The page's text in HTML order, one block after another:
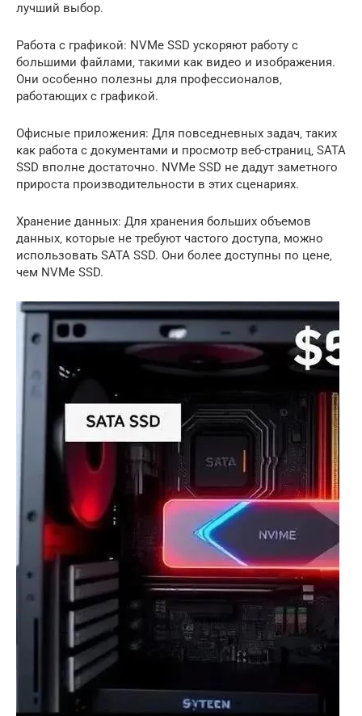
лучший выбор.
Работа с графикой: NVMe SSD ускоряют работу с
большими файлами‚ такими как видео и изображения.
Они особенно полезны для профессионалов‚
работающих с графикой.
Офисные приложения: Для повседневных задач‚ таких
как работа с документами и просмотр веб-страниц‚ SATA
SSD вполне достаточно. NVMe SSD не дадут заметного
прироста производительности в этих сценариях.
Хранение данных: Для хранения больших объемов
данных‚ которые не требуют частого доступа‚ можно
использовать SATA SSD. Они более доступны по цене‚
чем NVMe SSD.